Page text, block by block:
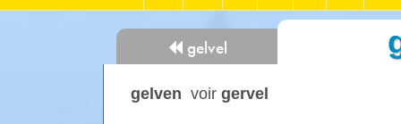
gelvel
gelven voir gervel